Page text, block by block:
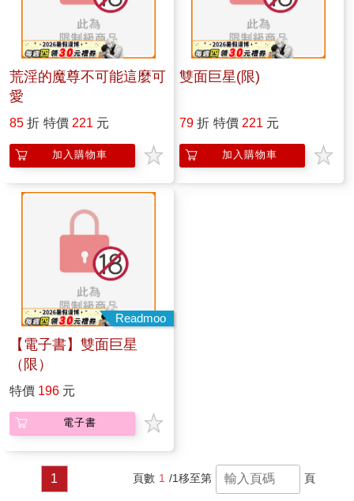
荒淫的魔尊不可能這麼可
愛
85 折 特價 221 元
加入購物車
雙面巨星(限)
79 折 特價 221 元
加入購物車
Readmoo
【電子書】雙面巨星
（限）
特價 196 元
電子書
1 頁數 1 /1移至第 頁